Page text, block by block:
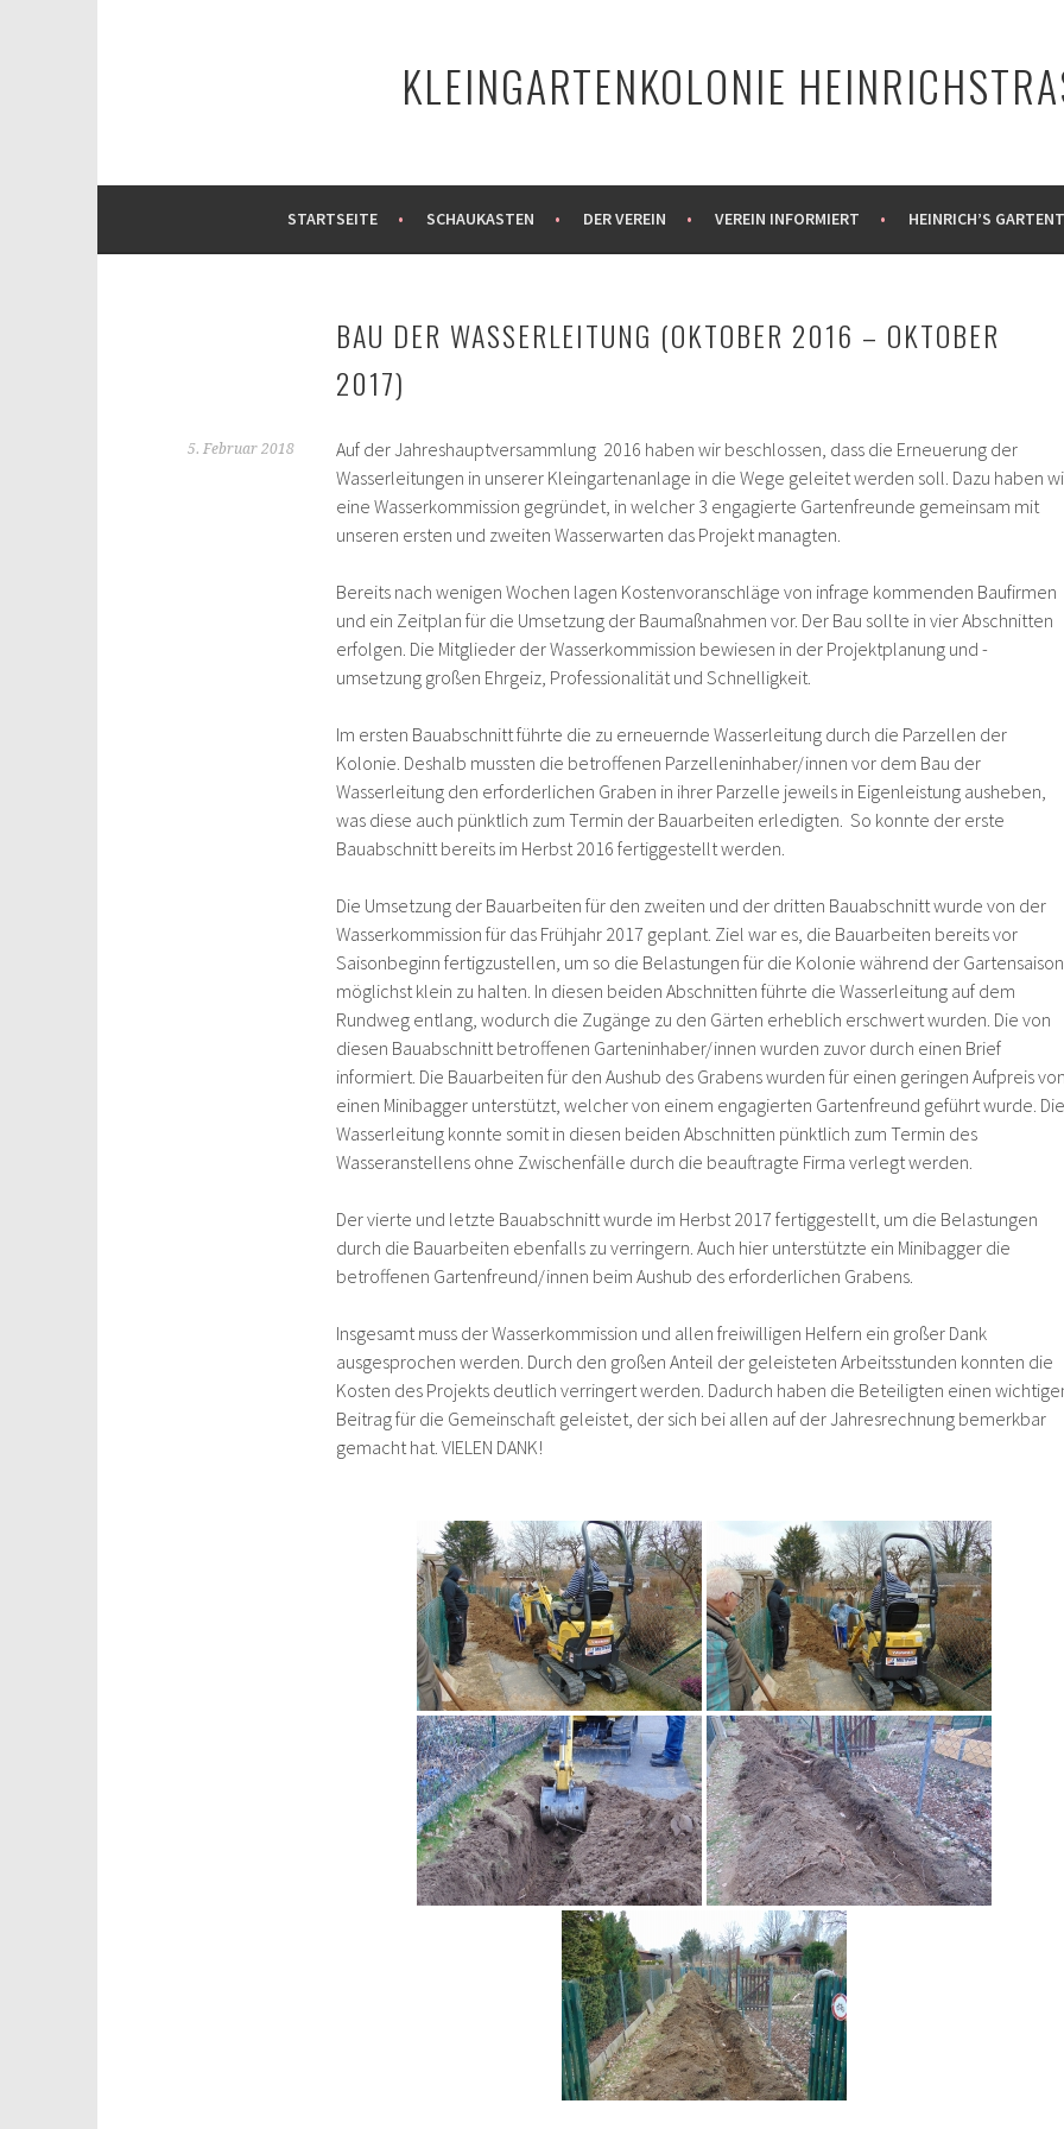
KLEINGARTENKOLONIE
STARTSEITE SCHAUKASTEN DER VEREIN VEREIN INFORMIERT HEINRICH’S
BAU DER WASSERLEITUNG (OKTOBER 2016 – OKTOBER
2017)
5. Februar 2018
Auf der Jahreshauptversammlung 2016 haben wir beschlossen, dass die Erneuerung der
Wasserleitungen in unserer Kleingartenanlage in die Wege geleitet werden soll. Dazu haben
eine Wasserkommission gegründet, in welcher 3 engagierte Gartenfreunde gemeinsam mit
unseren ersten und zweiten Wasserwarten das Projekt managten.
Bereits nach wenigen Wochen lagen Kostenvoranschläge von infrage kommenden Baufirmen
und ein Zeitplan für die Umsetzung der Baumaßnahmen vor. Der Bau sollte in vier Abschnitten
erfolgen. Die Mitglieder der Wasserkommission bewiesen in der Projektplanung und -
umsetzung großen Ehrgeiz, Professionalität und Schnelligkeit.
Im ersten Bauabschnitt führte die zu erneuernde Wasserleitung durch die Parzellen der
Kolonie. Deshalb mussten die betroffenen Parzelleninhaber/innen vor dem Bau der
Wasserleitung den erforderlichen Graben in ihrer Parzelle jeweils in Eigenleistung ausheben,
was diese auch pünktlich zum Termin der Bauarbeiten erledigten. So konnte der erste
Bauabschnitt bereits im Herbst 2016 fertiggestellt werden.
Die Umsetzung der Bauarbeiten für den zweiten und der dritten Bauabschnitt wurde von der
Wasserkommission für das Frühjahr 2017 geplant. Ziel war es, die Bauarbeiten bereits vor
Saisonbeginn fertigzustellen, um so die Belastungen für die Kolonie während der Gartensaison
möglichst klein zu halten. In diesen beiden Abschnitten führte die Wasserleitung auf dem
Rundweg entlang, wodurch die Zugänge zu den Gärten erheblich erschwert wurden. Die von
diesen Bauabschnitt betroffenen Garteninhaber/innen wurden zuvor durch einen Brief
informiert. Die Bauarbeiten für den Aushub des Grabens wurden für einen geringen Aufpreis von
einen Minibagger unterstützt, welcher von einem engagierten Gartenfreund geführt wurde. Die
Wasserleitung konnte somit in diesen beiden Abschnitten pünktlich zum Termin des
Wasseranstellens ohne Zwischenfälle durch die beauftragte Firma verlegt werden.
Der vierte und letzte Bauabschnitt wurde im Herbst 2017 fertiggestellt, um die Belastungen
durch die Bauarbeiten ebenfalls zu verringern. Auch hier unterstützte ein Minibagger die
betroffenen Gartenfreund/innen beim Aushub des erforderlichen Grabens.
Insgesamt muss der Wasserkommission und allen freiwilligen Helfern ein großer Dank
ausgesprochen werden. Durch den großen Anteil der geleisteten Arbeitsstunden konnten die
Kosten des Projekts deutlich verringert werden. Dadurch haben die Beteiligten einen
Beitrag für die Gemeinschaft geleistet, der sich bei allen auf der Jahresrechnung bemerkbar
gemacht hat. VIELEN DANK!